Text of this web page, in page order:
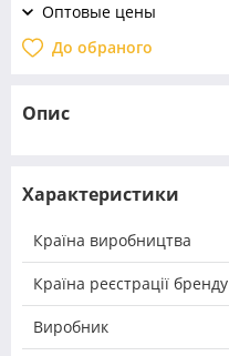
Оптовые цены
До обраного
Опис
Характеристики
Країна виробництва
Країна реєстрації бренду
Виробник